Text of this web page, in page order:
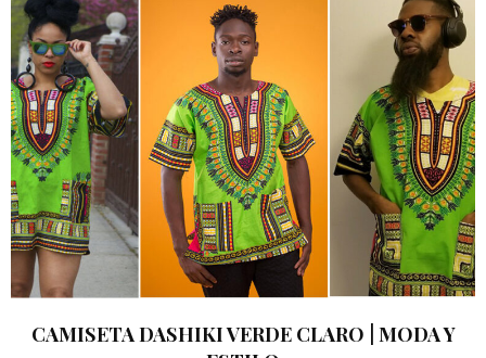
CAMISETA DASHIKI VERDE CLARO | MODA Y